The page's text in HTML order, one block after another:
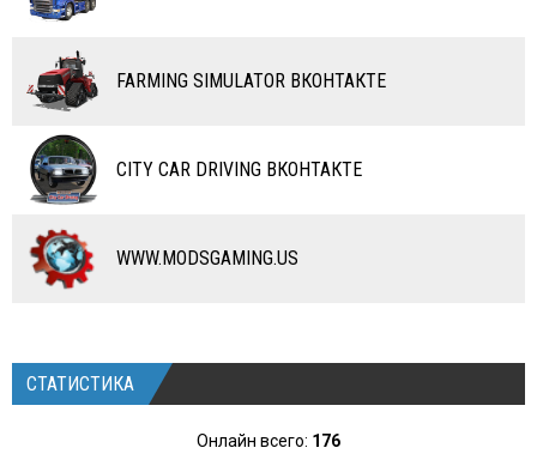
RC ТРАНСПОРТ
КАРТЫ
ЧИТЫ
ПРОГРАММЫ
РАЗНОЕ
FARMING SIMULATOR ВКОНТАКТЕ
CITY CAR DRIVING ВКОНТАКТЕ
WWW.MODSGAMING.US
СТАТИСТИКА
Онлайн всего: 176